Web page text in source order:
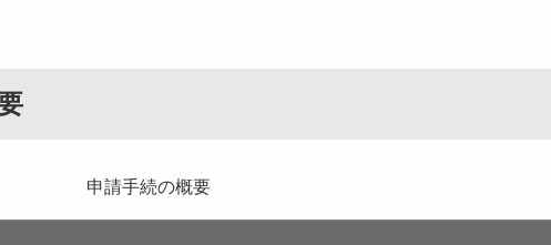
申請手続の概要